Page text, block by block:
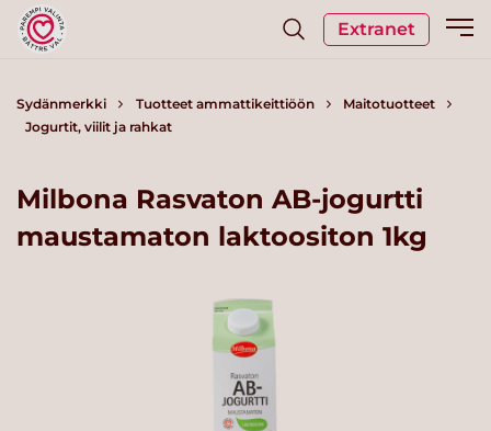
Extranet
Sydänmerkki Tuotteet ammattikeittiöön
Maitotuotteet
Jogurtit, viilit ja rahkat
Milbona Rasvaton AB-jogurtti
maustamaton laktoositon 1kg